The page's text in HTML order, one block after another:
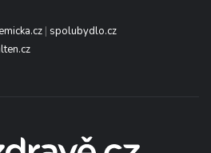
| spolubydlo.cz